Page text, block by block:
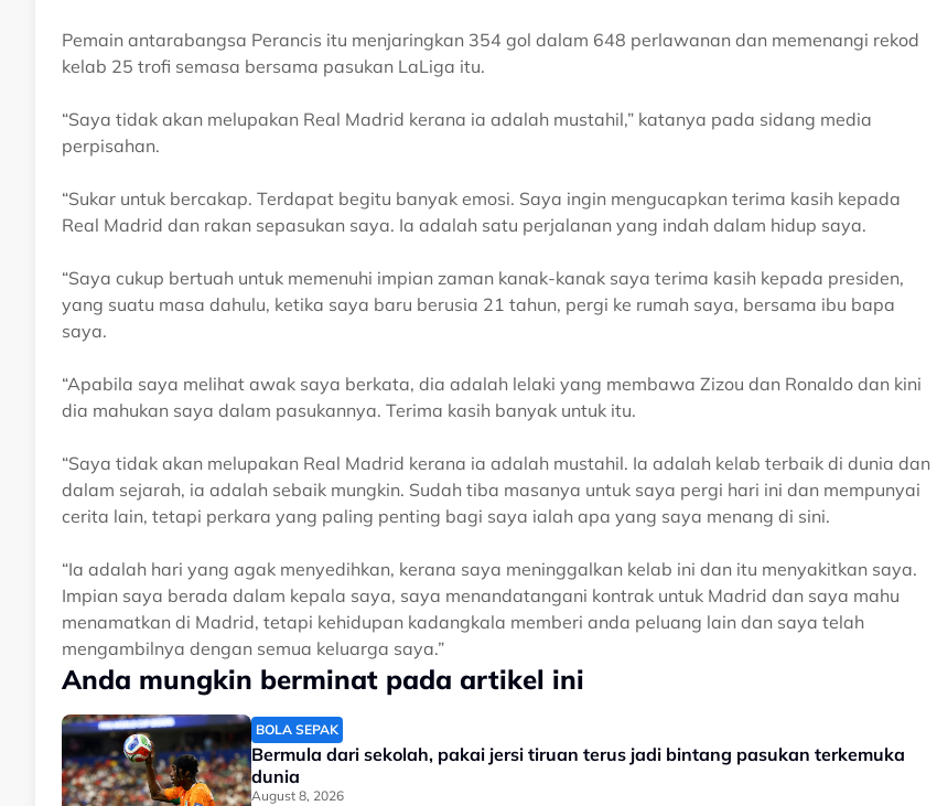
Pemain antarabangsa Perancis itu menjaringkan 354 gol dalam 648 perlawanan dan memenangi rekod
kelab 25 trofi semasa bersama pasukan LaLiga itu.
“Saya tidak akan melupakan Real Madrid kerana ia adalah mustahil,” katanya pada sidang media
perpisahan.
“Sukar untuk bercakap. Terdapat begitu banyak emosi. Saya ingin mengucapkan terima kasih kepada
Real Madrid dan rakan sepasukan saya. Ia adalah satu perjalanan yang indah dalam hidup saya.
“Saya cukup bertuah untuk memenuhi impian zaman kanak-kanak saya terima kasih kepada presiden,
yang suatu masa dahulu, ketika saya baru berusia 21 tahun, pergi ke rumah saya, bersama ibu bapa
saya.
“Apabila saya melihat awak saya berkata, dia adalah lelaki yang membawa Zizou dan Ronaldo dan kini
dia mahukan saya dalam pasukannya. Terima kasih banyak untuk itu.
“Saya tidak akan melupakan Real Madrid kerana ia adalah mustahil. Ia adalah kelab terbaik di dunia dan
dalam sejarah, ia adalah sebaik mungkin. Sudah tiba masanya untuk saya pergi hari ini dan mempunyai
cerita lain, tetapi perkara yang paling penting bagi saya ialah apa yang saya menang di sini.
“Ia adalah hari yang agak menyedihkan, kerana saya meninggalkan kelab ini dan itu menyakitkan saya.
Impian saya berada dalam kepala saya, saya menandatangani kontrak untuk Madrid dan saya mahu
menamatkan di Madrid, tetapi kehidupan kadangkala memberi anda peluang lain dan saya telah
mengambilnya dengan semua keluarga saya.”
Anda mungkin berminat pada artikel ini
BOLA SEPAK
Bermula dari sekolah, pakai jersi tiruan terus jadi bintang pasukan terkemuka
dunia
August 8, 2026